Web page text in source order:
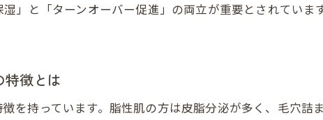
年齢に合わせた毛穴ケアの実践ポ
」と「ターンオーバー促進」の両立が重要とされてい
徴とは
を持っています。脂性肌の方は皮脂分泌が多く、毛穴